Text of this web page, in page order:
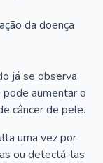
da doença
já se observa
aumentar o
câncer de pele.
uma vez por
ou detectá-las